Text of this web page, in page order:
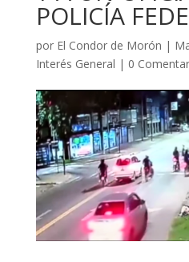
POLICÍA
por El Condor de Morón |
Interés General | 0